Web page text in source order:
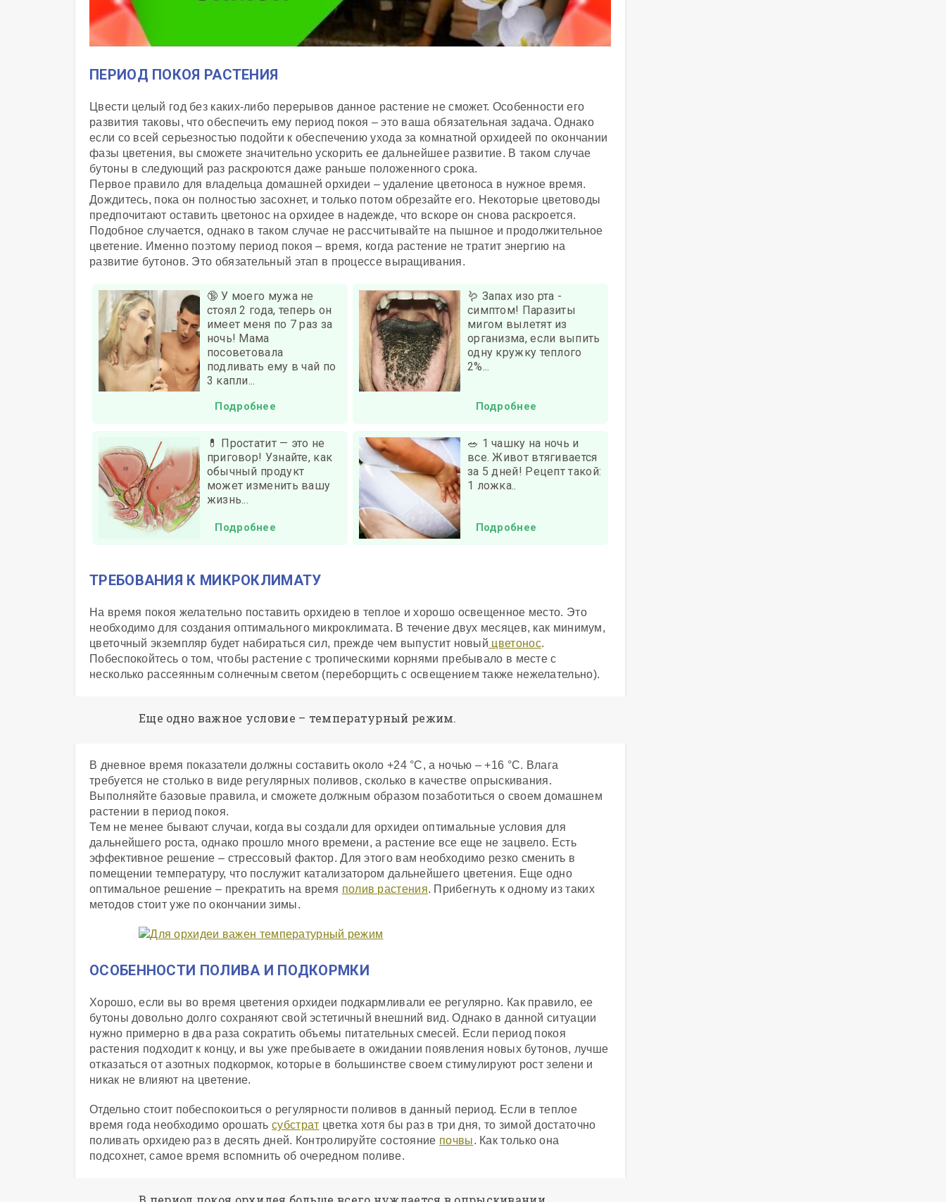
ПЕРИОД ПОКОЯ РАСТЕНИЯ
Цвести целый год без каких-либо перерывов данное растение не сможет. Особенности его
развития таковы, что обеспечить ему период покоя – это ваша обязательная задача. Однако
если со всей серьезностью подойти к обеспечению ухода за комнатной орхидеей по окончании
фазы цветения, вы сможете значительно ускорить ее дальнейшее развитие. В таком случае
бутоны в следующий раз раскроются даже раньше положенного срока.
Первое правило для владельца домашней орхидеи – удаление цветоноса в нужное время.
Дождитесь, пока он полностью засохнет, и только потом обрезайте его. Некоторые цветоводы
предпочитают оставить цветонос на орхидее в надежде, что вскоре он снова раскроется.
Подобное случается, однако в таком случае не рассчитывайте на пышное и продолжительное
цветение. Именно поэтому период покоя – время, когда растение не тратит энергию на
развитие бутонов. Это обязательный этап в процессе выращивания.
🔞 У моего мужа не
стоял 2 года, теперь он
имеет меня по 7 раз за
ночь! Мама
посоветовала
подливать ему в чай по
3 капли...
Подробнее
🪱 Запах изо рта -
симптом! Паразиты
мигом вылетят из
организма, если выпить
одну кружку теплого
2%...
Подробнее
💊 Простатит — это не
приговор! Узнайте, как
обычный продукт
может изменить вашу
жизнь...
Подробнее
🥗 1 чашку на ночь и
все. Живот втягивается
за 5 дней! Рецепт такой:
1 ложка..
Подробнее
ТРЕБОВАНИЯ К МИКРОКЛИМАТУ
На время покоя желательно поставить орхидею в теплое и хорошо освещенное место. Это
необходимо для создания оптимального микроклимата. В течение двух месяцев, как минимум,
цветочный экземпляр будет набираться сил, прежде чем выпустит новый цветонос.
Побеспокойтесь о том, чтобы растение с тропическими корнями пребывало в месте с
несколько рассеянным солнечным светом (переборщить с освещением также нежелательно).
Еще одно важное условие – температурный режим.
В дневное время показатели должны составить около +24 °C, а ночью – +16 °C. Влага
требуется не столько в виде регулярных поливов, сколько в качестве опрыскивания.
Выполняйте базовые правила, и сможете должным образом позаботиться о своем домашнем
растении в период покоя.
Тем не менее бывают случаи, когда вы создали для орхидеи оптимальные условия для
дальнейшего роста, однако прошло много времени, а растение все еще не зацвело. Есть
эффективное решение – стрессовый фактор. Для этого вам необходимо резко сменить в
помещении температуру, что послужит катализатором дальнейшего цветения. Еще одно
оптимальное решение – прекратить на время полив растения. Прибегнуть к одному из таких
методов стоит уже по окончании зимы.
ОСОБЕННОСТИ ПОЛИВА И ПОДКОРМКИ
Хорошо, если вы во время цветения орхидеи подкармливали ее регулярно. Как правило, ее
бутоны довольно долго сохраняют свой эстетичный внешний вид. Однако в данной ситуации
нужно примерно в два раза сократить объемы питательных смесей. Если период покоя
растения подходит к концу, и вы уже пребываете в ожидании появления новых бутонов, лучше
отказаться от азотных подкормок, которые в большинстве своем стимулируют рост зелени и
никак не влияют на цветение.
Отдельно стоит побеспокоиться о регулярности поливов в данный период. Если в теплое
время года необходимо орошатьсубстрат цветка хотя бы раз в три дня, то зимой достаточно
поливать орхидею раз в десять дней. Контролируйте состояние почвы. Как только она
подсохнет, самое время вспомнить об очередном поливе.